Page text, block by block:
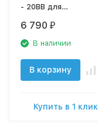
- 20BB для
28510
6 790 ₽
В наличии
В корзину
Купить в 1 клик